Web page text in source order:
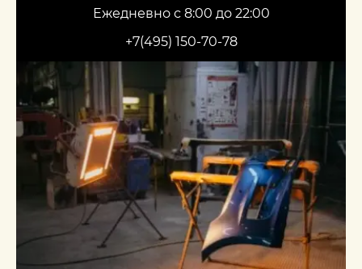
Ежедневно с 8:00 до 22:00
+7(495) 150-70-78